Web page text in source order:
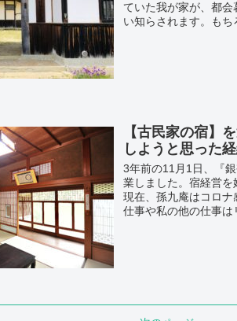
ていた我が家が、都
い知らされます。もち
【古民家の宿】
しようと思った
3年前の11月1日、『
業しました。宿経営を
現在、孫九庵はコロ
仕事や私の他の仕事は